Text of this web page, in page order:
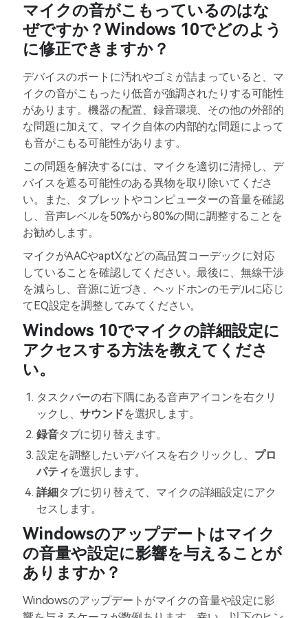
マイクの音がこもっているのはな
ぜですか？Windows 10でどのよう
に修正できますか？
デバイスのポートに汚れやゴミが詰まっていると、マ
イクの音がこもったり低音が強調されたりする可能性
があります。機器の配置、録音環境、その他の外部的
な問題に加えて、マイク自体の内部的な問題によって
も音がこもる可能性があります。
この問題を解決するには、マイクを適切に清掃し、デ
バイスを遮る可能性のある異物を取り除いてくださ
い。また、タブレットやコンピューターの音量を確認
し、音声レベルを50%から80%の間に調整することを
お勧めします。
マイクがAACやaptXなどの高品質コーデックに対応
していることを確認してください。最後に、無線干渉
を減らし、音源に近づき、ヘッドホンのモデルに応じ
てEQ設定を調整してみてください。
Windows 10でマイクの詳細設定に
アクセスする方法を教えてくださ
い。
タスクバーの右下隅にある音声アイコンを右クリ
ックし、サウンドを選択します。
録音タブに切り替えます。
設定を調整したいデバイスを右クリックし、 プロ
パティ を選択します。
詳細タブに切り替えて、マイクの詳細設定にアク
セスします。
Windowsのアップデートはマイク
の音量や設定に影響を与えることが
ありますか？
Windowsのアップデートがマイクの音量や設定に影